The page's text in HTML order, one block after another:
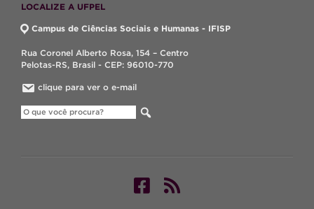
LOCALIZE A UFPEL
Campus de Ciências Sociais e Humanas - IFISP
Rua Coronel Alberto Rosa, 154 – Centro
Pelotas-RS, Brasil - CEP: 96010-770
clique para ver o e-mail